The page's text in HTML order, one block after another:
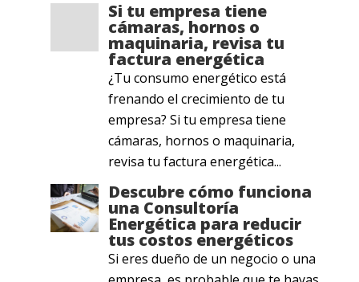
Si tu empresa tiene
cámaras, hornos o
maquinaria, revisa tu
factura energética
¿Tu consumo energético está
frenando el crecimiento de tu
empresa? Si tu empresa tiene
cámaras, hornos o maquinaria,
revisa tu factura energética...
Descubre cómo funciona
una Consultoría
Energética para reducir
tus costos energéticos
Si eres dueño de un negocio o una